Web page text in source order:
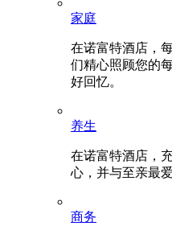
家庭
在诺富特酒店，
们精心照顾您的
好回忆。
养生
在诺富特酒店，
心，并与至亲最
商务